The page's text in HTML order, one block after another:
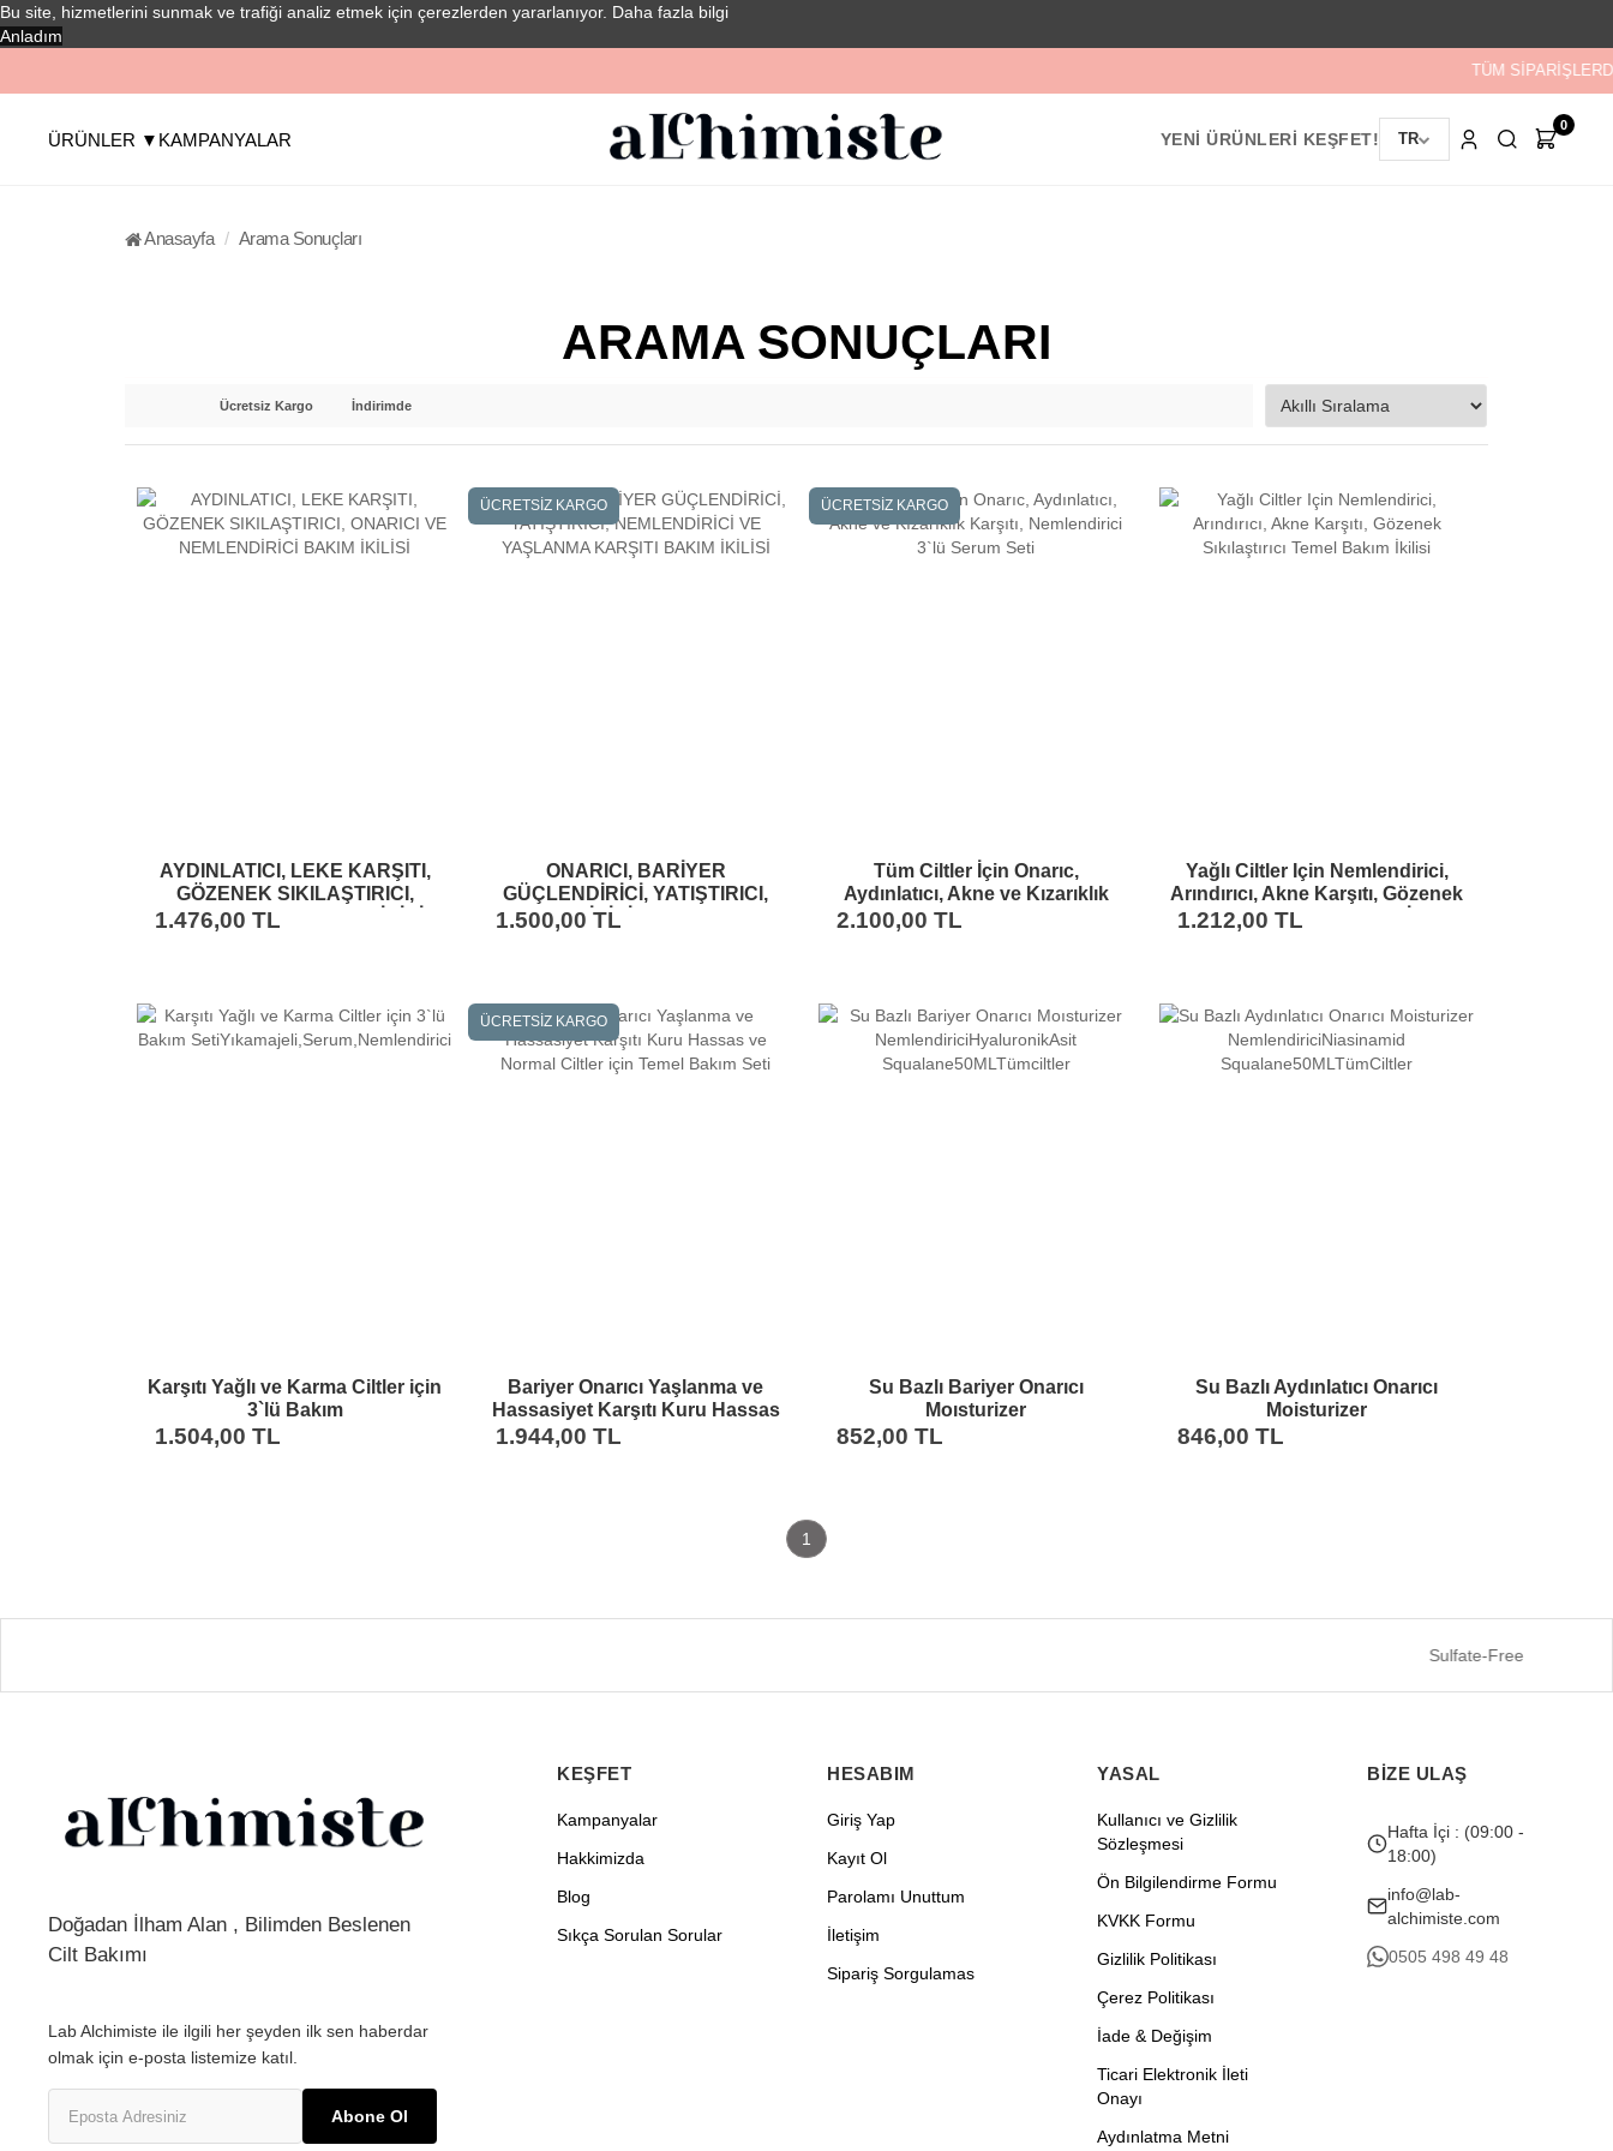
Bu site, hizmetlerini sunmak ve trafiği analiz etmek için çerezlerden yararlanıyor. Daha fazla bilgi
Anladım
TÜM
ÜRÜNLER ▼ KAMPANYALAR YENİ ÜRÜNLERİ KEŞFET! TR
0
Anasayfa Arama Sonuçları
ARAMA SONUÇLARI
Ücretsiz Kargo İndirimde
AYDINLATICI, LEKE KARŞITI,
GÖZENEK SIKILAŞTIRICI,
ONARICI VE NEMLENDİRİCİ
1.476,00 TL
ÜCRETSİZ KARGO
ONARICI, BARİYER
GÜÇLENDİRİCİ, YATIŞTIRICI,
NEMLENDİRİCİ VE YAŞLANMA
1.500,00 TL
ÜCRETSİZ KARGO
Tüm Ciltler İçin Onarıc,
Aydınlatıcı, Akne ve Kızarıklık
Karşıtı, Nemlendirici 3`lü Serum
2.100,00 TL
Yağlı Ciltler Için Nemlendirici,
Arındırıcı, Akne Karşıtı, Gözenek
Sıkılaştırıcı Temel Bakım İkilisi
1.212,00 TL
Karşıtı Yağlı ve Karma Ciltler için
3`lü Bakım
SetiYıkamajeli,Serum,Nemlendirici
1.504,00 TL
ÜCRETSİZ KARGO
Bariyer Onarıcı Yaşlanma ve
Hassasiyet Karşıtı Kuru Hassas
ve Normal Ciltler için Temel
1.944,00 TL
Su Bazlı Bariyer Onarıcı
Moısturizer
NemlendiriciHyaluronikAsit
852,00 TL
Su Bazlı Aydınlatıcı Onarıcı
Moisturizer
NemlendiriciNiasinamid
846,00 TL
1
Sulfate-Free
Doğadan İlham Alan , Bilimden Beslenen
Cilt Bakımı
Lab Alchimiste ile ilgili her şeyden ilk sen haberdar
olmak için e-posta listemize katıl.
Abone Ol
KEŞFET
Kampanyalar
Hakkimizda
Blog
Sıkça Sorulan Sorular
HESABIM
Giriş Yap
Kayıt Ol
Parolamı Unuttum
İletişim
Sipariş Sorgulamas
YASAL
Kullanıcı ve Gizlilik
Sözleşmesi
Ön Bilgilendirme Formu
KVKK Formu
Gizlilik Politikası
Çerez Politikası
İade & Değişim
Ticari Elektronik İleti
Onayı
Aydınlatma Metni
BİZE ULAŞ
Hafta İçi : (09:00 -
18:00)
info@lab-
alchimiste.com
0505 498 49 48